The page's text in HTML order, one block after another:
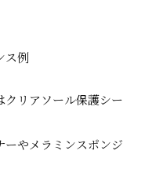
ス例
クリアソール保護シー
ーやメラミンスポンジ